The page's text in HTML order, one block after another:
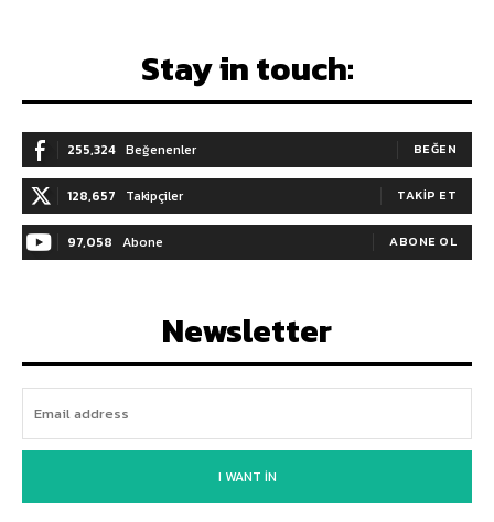
Stay in touch:
255,324 Beğenenler BEĞEN
128,657 Takipçiler TAKIP ET
97,058 Abone ABONE OL
Newsletter
I WANT IN